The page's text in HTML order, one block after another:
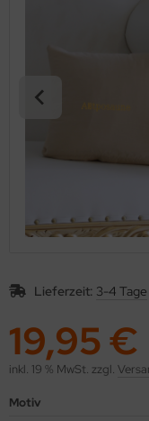
Lieferzeit: 3-4 Tage
19,95 €
inkl. 19 % MwSt. zzgl.
Motiv